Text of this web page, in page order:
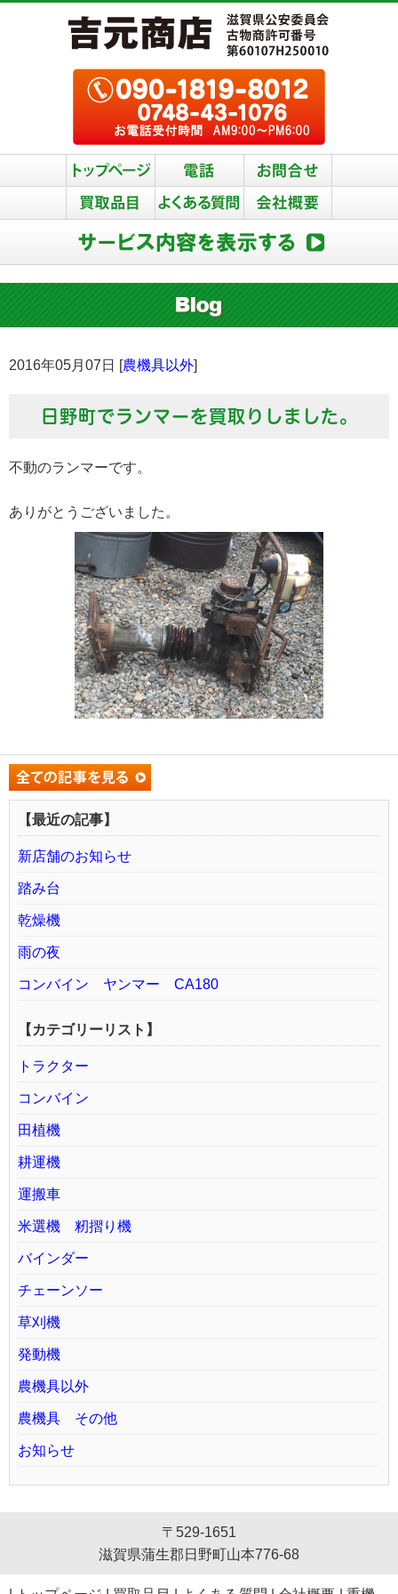
2016年05月07日 [農機具以外]
日野町でランマーを買取りしました。
不動のランマーです。
ありがとうございました。
【最近の記事】
新店舗のお知らせ
踏み台
乾燥機
雨の夜
コンバイン ヤンマー CA180
【カテゴリーリスト】
トラクター
コンバイン
田植機
耕運機
運搬車
米選機 籾摺り機
バインダー
チェーンソー
草刈機
発動機
農機具以外
農機具 その他
お知らせ
〒529-1651
滋賀県蒲生郡日野町山本776-68